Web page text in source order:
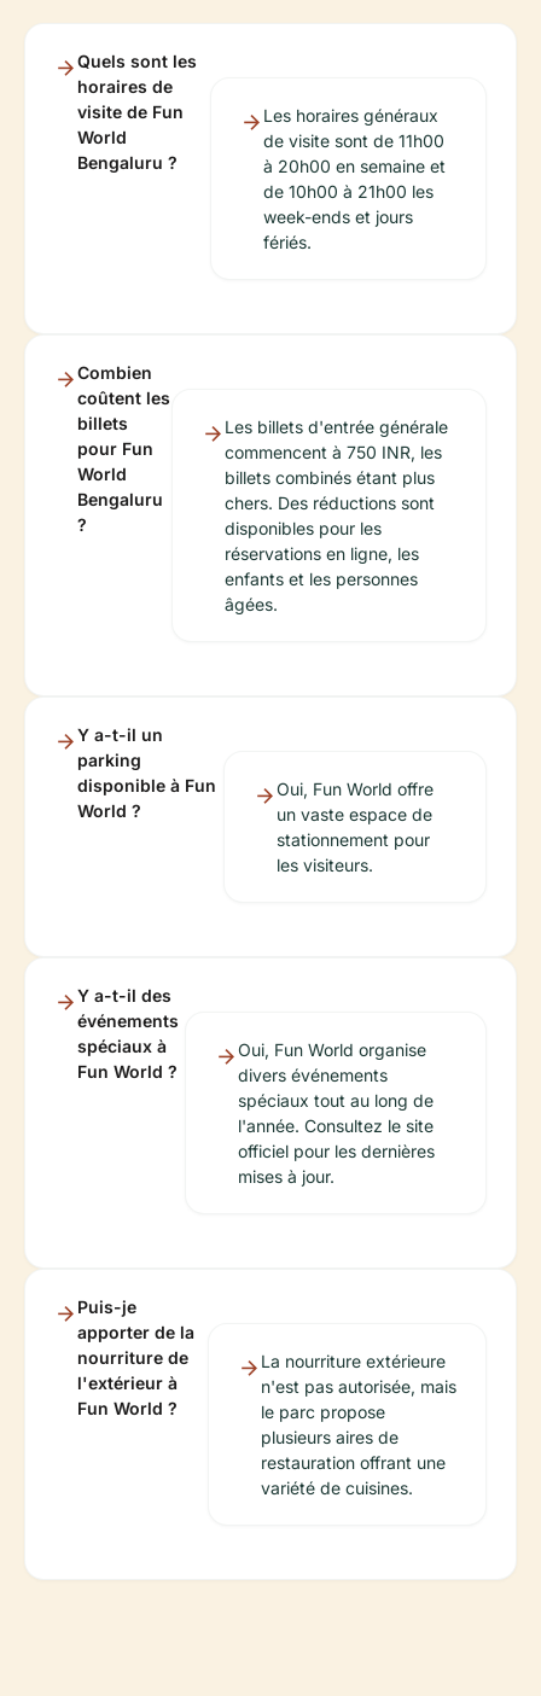
Quels sont les
horaires de
visite de Fun
World
Bengaluru ?
Les horaires généraux
de visite sont de 11h00
à 20h00 en semaine et
de 10h00 à 21h00 les
week-ends et jours
fériés.
Combien
coûtent les
billets
pour Fun
World
Bengaluru
?
Les billets d'entrée générale
commencent à 750 INR, les
billets combinés étant plus
chers. Des réductions sont
disponibles pour les
réservations en ligne, les
enfants et les personnes
âgées.
Y a-t-il un
parking
disponible à Fun
World ?
Oui, Fun World offre
un vaste espace de
stationnement pour
les visiteurs.
Y a-t-il des
événements
spéciaux à
Fun World ?
Oui, Fun World organise
divers événements
spéciaux tout au long de
l'année. Consultez le site
officiel pour les dernières
mises à jour.
Puis-je
apporter de la
nourriture de
l'extérieur à
Fun World ?
La nourriture extérieure
n'est pas autorisée, mais
le parc propose
plusieurs aires de
restauration offrant une
variété de cuisines.